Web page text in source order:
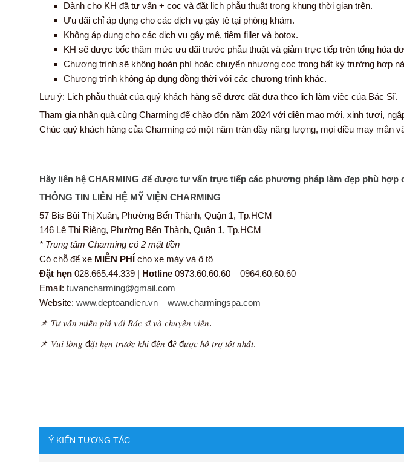
Dành cho KH đã tư vấn + cọc và đặt lịch phẫu thuật trong khung thời gian trên.
Ưu đãi chỉ áp dụng cho các dịch vụ gây tê tại phòng khám.
Không áp dụng cho các dịch vụ gây mê, tiêm filler và botox.
KH sẽ được bốc thăm mức ưu đãi trước phẫu thuật và giảm trực tiếp trên tổng hóa
Chương trình sẽ không hoàn phí hoặc chuyển nhượng cọc trong bất kỳ trường hợp
Chương trình không áp dụng đồng thời với các chương trình khác.
Lưu ý: Lịch phẫu thuật của quý khách hàng sẽ được đặt dựa theo lịch làm việc của Bác Sĩ.
Tham gia nhận quà cùng Charming để chào đón năm 2024 với diện mạo mới, xinh tươi,
Chúc quý khách hàng của Charming có một năm tràn đầy năng lượng, mọi điều may mắn
Hãy liên hệ CHARMING để được tư vấn trực tiếp các phương pháp làm đẹp phù hợp
THÔNG TIN LIÊN HỆ MỸ VIỆN CHARMING
57 Bis Bùi Thị Xuân, Phường Bến Thành, Quận 1, Tp.HCM
146 Lê Thị Riêng, Phường Bến Thành, Quận 1, Tp.HCM
* Trung tâm Charming có 2 mặt tiền
Có chỗ để xe MIỄN PHÍ cho xe máy và ô tô
Đặt hẹn 028.665.44.339 | Hotline 0973.60.60.60 – 0964.60.60.60
Email: tuvancharming@gmail.com
Website: www.deptoandien.vn –www.charmingspa.com
📌 𝑇𝑢̛ 𝑣𝑎̂́𝑛 𝑚𝑖𝑒̂̃𝑛 𝑝ℎ𝑖́ 𝑣𝑜̛́𝑖 𝐵𝑎́𝑐 𝑠𝑖̃ 𝑣𝑎̀ 𝑐ℎ𝑢𝑦𝑒̂𝑛 𝑣𝑖𝑒̂𝑛.
📌 𝑉𝑢𝑖 𝑙𝑜̀𝑛𝑔 đ𝑎̣̆𝑡 ℎ𝑒̣𝑛 𝑡𝑟𝑢̛𝑜̛́𝑐 𝑘ℎ𝑖 đ𝑒̂́𝑛 đ𝑒̂̉ đ𝑢̛𝑜̛̣𝑐 ℎ𝑜̂̃ 𝑡𝑟𝑜̛̣ 𝑡𝑜̂́𝑡 𝑛ℎ𝑎̂́𝑡.
Ý KIẾN TƯƠNG TÁC